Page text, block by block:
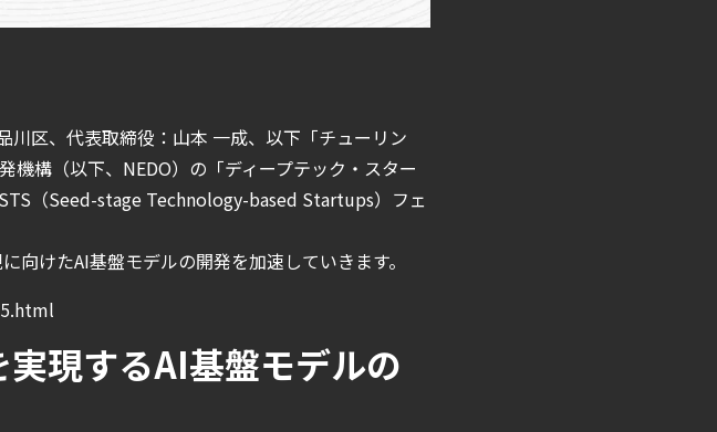
区、代表取締役：山本 一成、以下「チューリン
構（以下、NEDO）の「ディープテック・スター
（Seed-stage Technology-based Startups）フェ
けたAI基盤モデルの開発を加速していきます。
現するAI基盤モデルの